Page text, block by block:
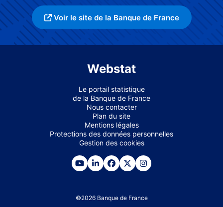
Voir le site de la Banque de France
Webstat
Le portail statistique
de la Banque de France
Nous contacter
Plan du site
Mentions légales
Protections des données personnelles
Gestion des cookies
©2026 Banque de France